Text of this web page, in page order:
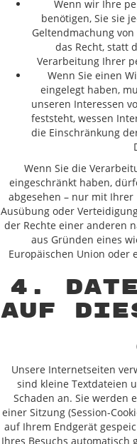
Wenn wir Ihre
benötigen, Sie sie
Geltendmachung
das Recht, statt
Verarbeitung Ihrer
Wenn Sie einen
eingelegt haben,
unseren Interessen
feststeht, wessen
die Einschränkung
Wenn Sie die
eingeschränkt haben,
abgesehen – nur mit
Ausübung oder
der Rechte einer anderen
aus Gründen eines
Europäischen Union oder
4.
auf
Unsere Internetseiten
sind kleine Textdateien
Schaden an. Sie werden
einer Sitzung (Session-
auf Ihrem Endgerät
Ihres Besuchs automatisch